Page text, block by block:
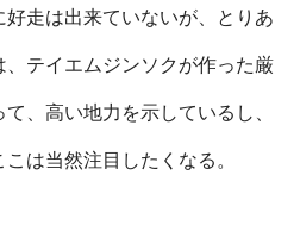
走は出来ていないが、とりあ
テイエムジンソクが作った厳
、高い地力を示しているし、
は当然注目したくなる。